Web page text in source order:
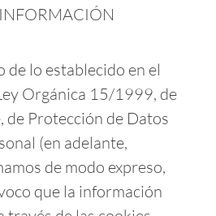
de lo establecido en el
Orgánica 15/1999, de
de Protección de Datos
(en adelante,
de modo expreso,
que la información